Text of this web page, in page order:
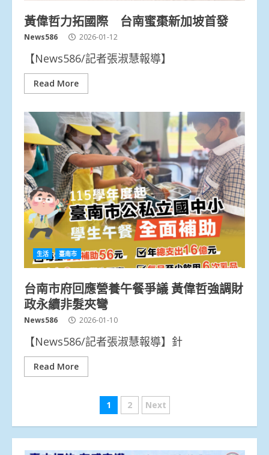
黃偉哲力拓國際 台南蜜棗新加坡首發
News586 2026-01-12
【News586/記者張淑慧報導】
Read More
生活 臺南市
台南市府回應營養午餐爭議 黃偉哲強調財
政永續非髮夾彎
News586 2026-01-10
【News586/記者張淑慧報導】針
Read More
文
章
1 2 Next